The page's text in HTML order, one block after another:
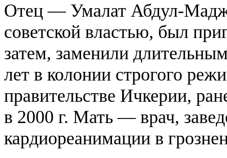
Отец — Умалат Абдул-
советской властью, был
затем, заменили
лет в колонии строгого
правительстве Ичкерии,
в 2000 г. Мать — врач,
кардиореанимации в